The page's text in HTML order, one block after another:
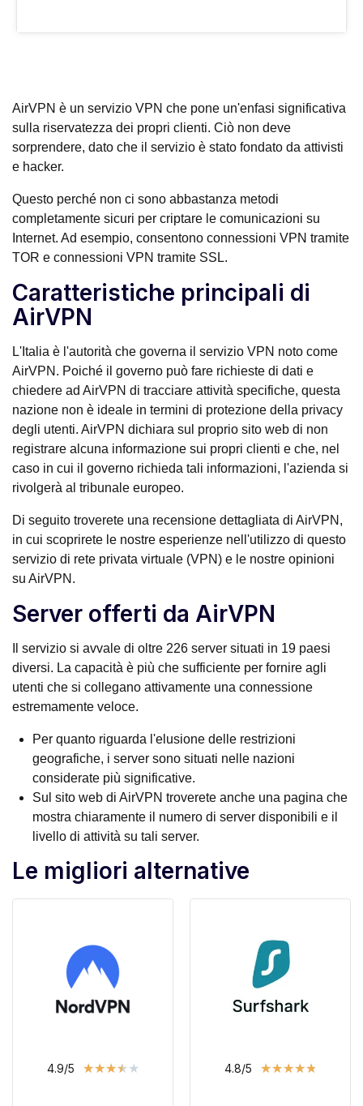
AirVPN è un servizio VPN che pone un'enfasi significativa
sulla riservatezza dei propri clienti. Ciò non deve
sorprendere, dato che il servizio è stato fondato da attivisti
e hacker.
Questo perché non ci sono abbastanza metodi
completamente sicuri per criptare le comunicazioni su
Internet. Ad esempio, consentono connessioni VPN tramite
TOR e connessioni VPN tramite SSL.
Caratteristiche principali di
AirVPN
L'Italia è l'autorità che governa il servizio VPN noto come
AirVPN. Poiché il governo può fare richieste di dati e
chiedere ad AirVPN di tracciare attività specifiche, questa
nazione non è ideale in termini di protezione della privacy
degli utenti. AirVPN dichiara sul proprio sito web di non
registrare alcuna informazione sui propri clienti e che, nel
caso in cui il governo richieda tali informazioni, l'azienda si
rivolgerà al tribunale europeo.
Di seguito troverete una recensione dettagliata di AirVPN,
in cui scoprirete le nostre esperienze nell'utilizzo di questo
servizio di rete privata virtuale (VPN) e le nostre opinioni
su AirVPN.
Server offerti da AirVPN
Il servizio si avvale di oltre 226 server situati in 19 paesi
diversi. La capacità è più che sufficiente per fornire agli
utenti che si collegano attivamente una connessione
estremamente veloce.
Per quanto riguarda l'elusione delle restrizioni
geografiche, i server sono situati nelle nazioni
considerate più significative.
Sul sito web di AirVPN troverete anche una pagina che
mostra chiaramente il numero di server disponibili e il
livello di attività su tali server.
Le migliori alternative
4.9/5 ★★★★★ 4.8/5 ★★★★★